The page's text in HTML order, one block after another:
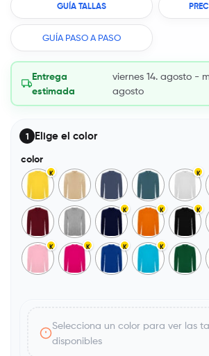
GUÍA TALLAS
GUÍA PASO A PASO
Entrega
estimada
viernes 14. agosto -
agosto
1 Elige el color
color
K K
K K K
K K K K
Selecciona un color para ver las
disponibles